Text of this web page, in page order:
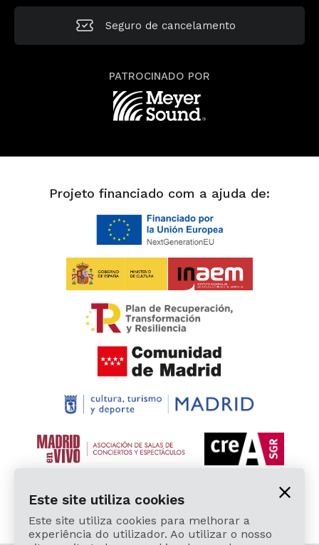
Seguro de cancelamento
PATROCINADO POR
Projeto financiado com a ajuda de:
Este site utiliza cookies
Este site utiliza cookies para melhorar a
experiência do utilizador. Ao utilizar o nosso